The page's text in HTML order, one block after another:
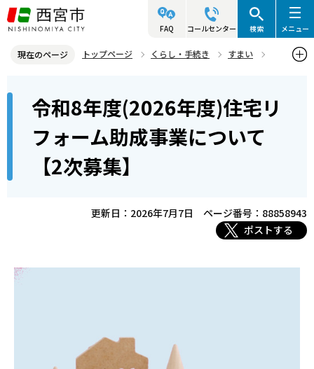
こ
の
ジ
す
FAQ コールセンター 検索 メニュー
現在のページ トップページ くらし・手続き
すまい
令和8年度(2026年度)住宅リフォーム助成事業について【2次募集】
ら
令和8年度(2026年度)住宅リ
フォーム助成事業について
【2次募集】
更新日：2026年7月7日
ページ番号：88858943
ポストする